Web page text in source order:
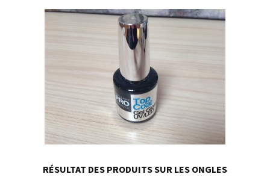
RÉSULTAT DES PRODUITS SUR LES ONGLES